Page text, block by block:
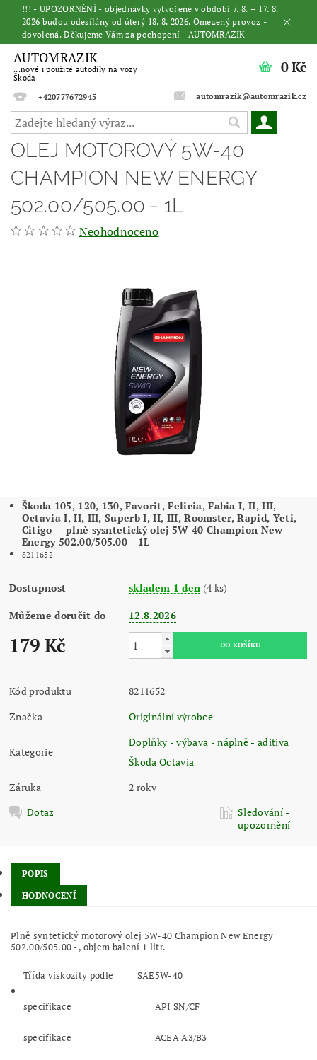
!!! - UPOZORNĚNÍ - objednávky vytvořené v období 7. 8. – 17. 8.
2026 budou odesílány od úterý 18. 8. 2026. Omezený provoz -
dovolená. Děkujeme Vám za pochopení - AUTOMRAZIK
AUTOMRAZIK
...nové i použité autodíly na vozy
Škoda
+420777672945
automrazik@automrazik.cz
0 Kč
OLEJ MOTOROVÝ 5W-40
CHAMPION NEW ENERGY
502.00/505.00 - 1L
Neohodnoceno
Škoda 105, 120, 130, Favorit, Felicia, Fabia I, II, III,
Octavia I, II, III, Superb I, II, III, Roomster, Rapid, Yeti,
Citigo - plně sysntetický olej 5W-40 Champion New
Energy 502.00/505.00 - 1L
8211652
Dostupnost skladem 1 den (4 ks)
Můžeme doručit do 12.8.2026
179 Kč
Kód produktu
8211652
Značka
Originální výrobce
Kategorie
Doplňky - výbava - náplně - aditiva
Škoda Octavia
Záruka
2 roky
Dotaz
Sledování -
upozornění
POPIS
HODNOCENÍ
Plně syntetický motorový olej 5W-40 Champion New Energy
502.00/505.00 - , objem balení 1 litr.
Třída viskozity podle SAE5W-40
specifikace API SN/CF
specifikace ACEA A3/B3